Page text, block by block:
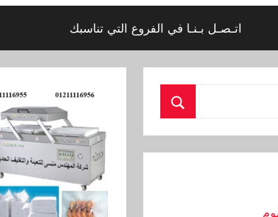
اتـصـل بـنـا في الفروع التي تناسبك